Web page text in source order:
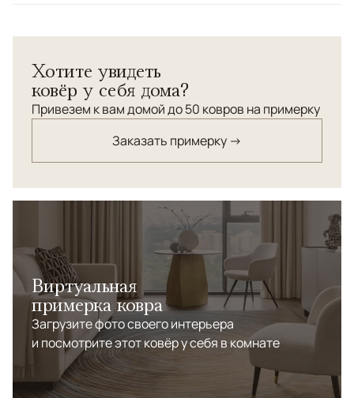
ручного ковроткачества. Шерсть высшей категории.
Хотите увидеть
ковёр у себя дома?
Привезем к вам домой до 50 ковров на примерку
Заказать примерку →
Виртуальная
примерка ковра
Загрузите фото своего интерьера
и посмотрите этот ковёр у себя в комнате